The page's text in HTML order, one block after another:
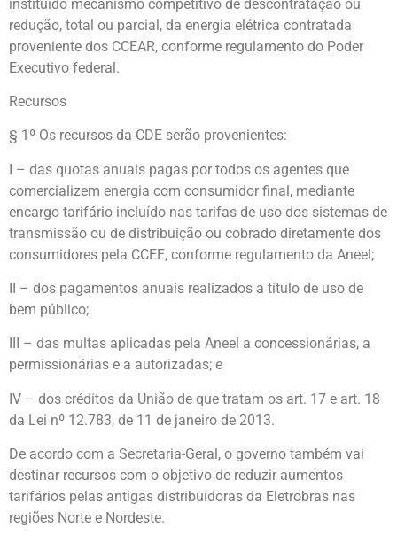
instituído mecanismo competitivo de descontratação ou
redução, total ou parcial, da energia elétrica contratada
proveniente dos CCEAR, conforme regulamento do Poder
Executivo federal.
Recursos
§ 1º Os recursos da CDE serão provenientes:
I – das quotas anuais pagas por todos os agentes que
comercializem energia com consumidor final, mediante
encargo tarifário incluído nas tarifas de uso dos sistemas de
transmissão ou de distribuição ou cobrado diretamente dos
consumidores pela CCEE, conforme regulamento da Aneel;
II – dos pagamentos anuais realizados a título de uso de
bem público;
III – das multas aplicadas pela Aneel a concessionárias, a
permissionárias e a autorizadas; e
IV – dos créditos da União de que tratam os art. 17 e art. 18
da Lei nº 12.783, de 11 de janeiro de 2013.
De acordo com a Secretaria-Geral, o governo também vai
destinar recursos com o objetivo de reduzir aumentos
tarifários pelas antigas distribuidoras da Eletrobras nas
regiões Norte e Nordeste.